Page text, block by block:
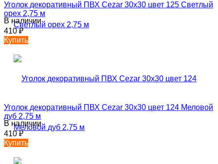
Уголок декоративный ПВХ Cezar 30х30 цвет 125 Светлый
орех 2,75 м
В наличии
410₽
Купить
Уголок декоративный ПВХ Cezar 30х30 цвет 124 Меловой
дуб 2,75 м
В наличии
410₽
Купить